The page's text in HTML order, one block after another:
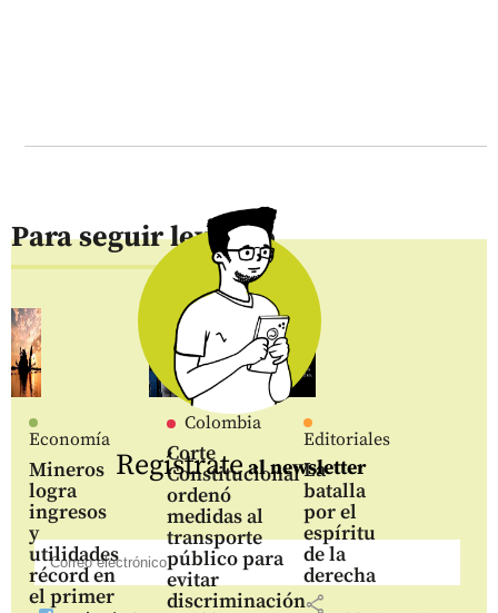
Para seguir leyendo
Economía
Mineros
logra
ingresos
y
utilidades
récord en
el primer
Colombia
Corte
Constitucional
ordenó
medidas al
transporte
público para
evitar
discriminación
Editoriales
La
batalla
por el
espíritu
de la
derecha
share
Regístrateal newsletter